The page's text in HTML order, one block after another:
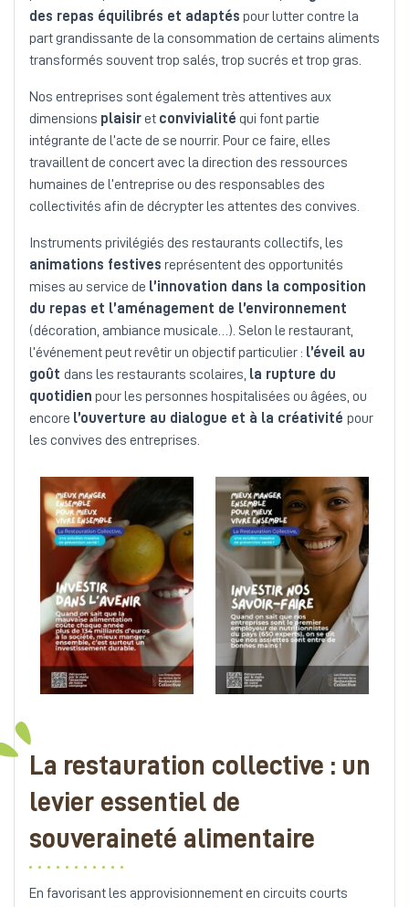
des repas équilibrés et adaptés pour lutter contre la
part grandissante de la consommation de certains aliments
transformés souvent trop salés, trop sucrés et trop gras.
Nos entreprises sont également très attentives aux
dimensions plaisiret convivialité qui font partie
intégrante de l’acte de se nourrir. Pour ce faire, elles
travaillent de concert avec la direction des ressources
humaines de l’entreprise ou des responsables des
collectivités afin de décrypter les attentes des convives.
Instruments privilégiés des restaurants collectifs, les
animations festives représentent des opportunités
mises au service de l’innovation dans la composition
du repas et l’aménagement de l’environnement
(décoration, ambiance musicale…). Selon le restaurant,
l’événement peut revêtir un objectif particulier : l’éveil au
goût dans les restaurants scolaires, la rupture du
quotidien pour les personnes hospitalisées ou âgées, ou
encore l’ouverture au dialogue et à la créativité pour
les convives des entreprises.
La restauration collective : un
levier essentiel de
souveraineté alimentaire
En favorisant les approvisionnement en circuits courts